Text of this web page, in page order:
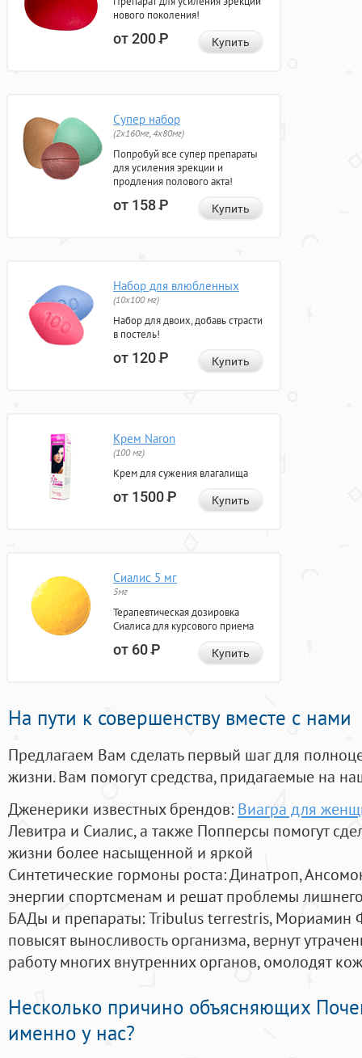
нового поколения!
от 200Р Купить
Супер набор
(2х160мг, 4х80мг)
Попробуй все супер препараты
для усиления эрекции и
продления полового акта!
от 158Р Купить
Набор для влюбленных
(10х100 мг)
Набор для двоих, добавь страсти
в постель!
от 120Р Купить
Крем Naron
(100 мг)
Крем для сужения влагалища
от 1500Р Купить
Сиалис 5 мг
5мг
Терапевтическая дозировка
Сиалиса для курсового приема
от 60Р Купить
На пути к совершенству вместе с нами
Предлагаем Вам сделать первый шаг для
жизни. Вам помогут средства, придагаемые на
Дженерики известных брендов: Виагра для
Левитра и Сиалис, а также Попперсы помогут
жизни более насыщенной и яркой
Синтетические гормоны роста: Динатроп,
энергии спортсменам и решат проблемы
БАДы и препараты:Tribulus terrestris, Мориамин
повысят выносливость организма, вернут
работу многих внутренних органов, омолодят
Несколько причино объясняющих
именно у нас?